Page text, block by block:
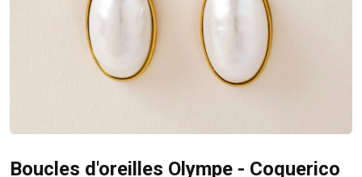
Boucles d'oreilles Olympe - Coquerico